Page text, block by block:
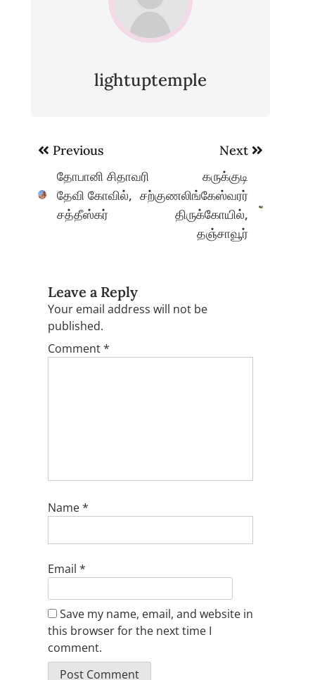
lightuptemple
Post
navigation
Previous
தோபானி சிதாவரி
தேவி கோவில்,
சத்தீஸ்கர்
Next
கருக்குடி
சற்குணலிங்கேஸ்வரர்
திருக்கோயில்,
தஞ்சாவூர்
Leave a Reply
Your email address will not be
published.
Comment*
Name*
Email *
Save my name, email, and website in
this browser for the next time I
comment.